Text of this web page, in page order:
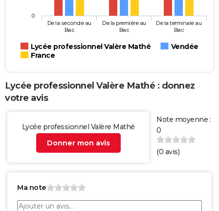
Lycée professionnel Valère Mathé
Vendée
France
De la seconde au
Bac
De la première au
Bac
De la terminale au
Bac
0
Lycée professionnel Valère Mathé : donnez
votre avis
Lycée professionnel Valère Mathé
Donner mon avis
Note moyenne :
0
(0 avis)
Ma note